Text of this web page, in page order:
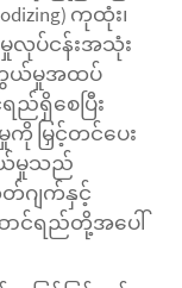
ကုထုံး၊
မှုလုပ်ငန်းအသုံး
ယ်မှုအထပ်
ည်ရှိစေပြီး
ကို မြှင့်တင်ပေး
ျယ်မှုသည်
တ်ဂျက်နှင့်
င်ရည်တို့အပေါ်